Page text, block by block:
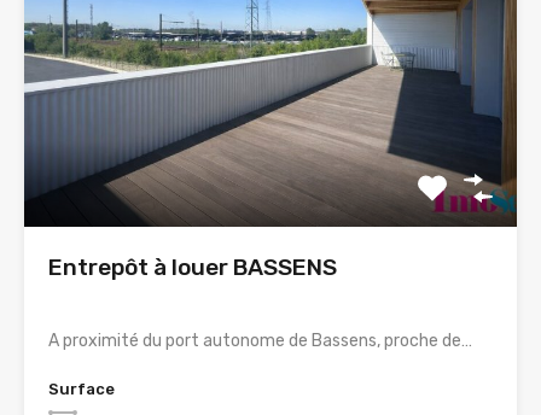
Entrepôt à louer BASSENS
A proximité du port autonome de Bassens, proche de…
Surface